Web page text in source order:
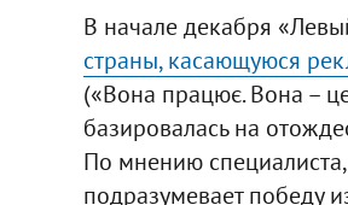
В начале декабря
страны, касающуюся
(«Вона працює. Вона –
базировалась на
По мнению
подразумевает победу